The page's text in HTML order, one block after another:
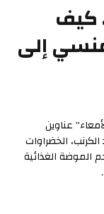
في 2026.. كيف
إلى
عناوين
الخضراوات
الموضة الغذائية